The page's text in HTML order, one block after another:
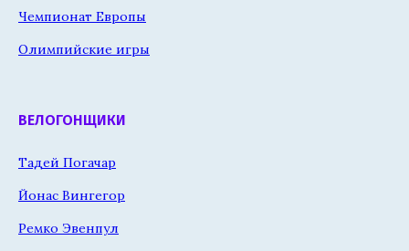
Чемпионат Европы
Олимпийские игры
ВЕЛОГОНЩИКИ
Тадей Погачар
Йонас Вингегор
Ремко Эвенпул